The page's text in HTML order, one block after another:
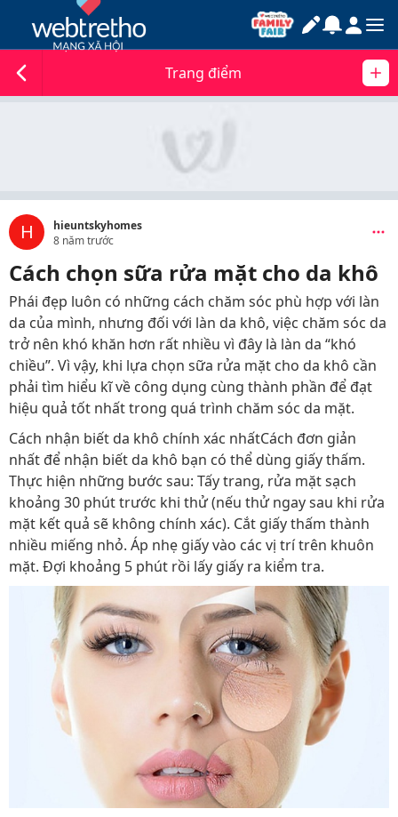
Trang điểm
H
hieuntskyhomes
8 năm trước
Cách chọn sữa rửa mặt cho da khô
Phái đẹp luôn có những cách chăm sóc phù hợp với làn
da của mình, nhưng đối với làn da khô, việc chăm sóc da
trở nên khó khăn hơn rất nhiều vì đây là làn da “khó
chiều”. Vì vậy, khi lựa chọn sữa rửa mặt cho da khô cần
phải tìm hiểu kĩ về công dụng cùng thành phần để đạt
hiệu quả tốt nhất trong quá trình chăm sóc da mặt.
Cách nhận biết da khô chính xác nhấtCách đơn giản
nhất để nhận biết da khô bạn có thể dùng giấy thấm.
Thực hiện những bước sau: Tấy trang, rửa mặt sạch
khoảng 30 phút trước khi thử (nếu thử ngay sau khi rửa
mặt kết quả sẽ không chính xác). Cắt giấy thấm thành
nhiều miếng nhỏ. Áp nhẹ giấy vào các vị trí trên khuôn
mặt. Đợi khoảng 5 phút rồi lấy giấy ra kiểm tra.